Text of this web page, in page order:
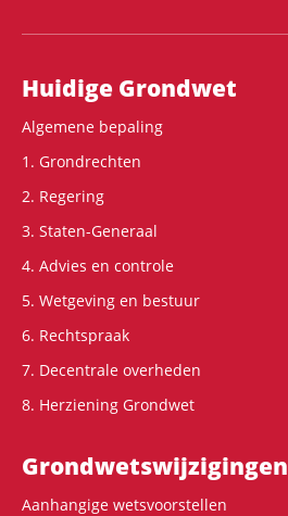
Hoofdnavigatie
Huidige Grondwet
Algemene bepaling
1. Grondrechten
2. Regering
3. Staten-Generaal
4. Advies en controle
5. Wetgeving en bestuur
6. Rechtspraak
7. Decentrale overheden
8. Herziening Grondwet
Grondwets­wijzigingen
Aanhangige wetsvoorstellen